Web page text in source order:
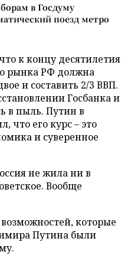
в Госдуму
поезд метро
к концу десятилетия
рынка РФ должна
и составить 2/3 ВВП.
Госбанка и
в пыль. Путин в
что его курс – это
и суверенное
не жила ни в
Вообще
которые
Путина были